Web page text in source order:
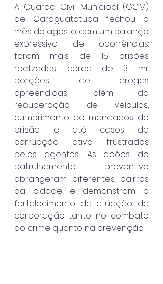
A Guarda Civil Municipal (GCM)
de Caraguatatuba fechou o
mês de agosto com um balanço
expressivo de ocorrências:
foram mais de 15 prisões
realizadas, cerca de 3 mil
porções de drogas
apreendidas, além da
recuperação de veículos,
cumprimento de mandados de
prisão e até casos de
corrupção ativa frustrados
pelos agentes. As ações de
patrulhamento preventivo
abrangeram diferentes bairros
da cidade e demonstram o
fortalecimento da atuação da
corporação tanto no combate
ao crime quanto na prevenção.